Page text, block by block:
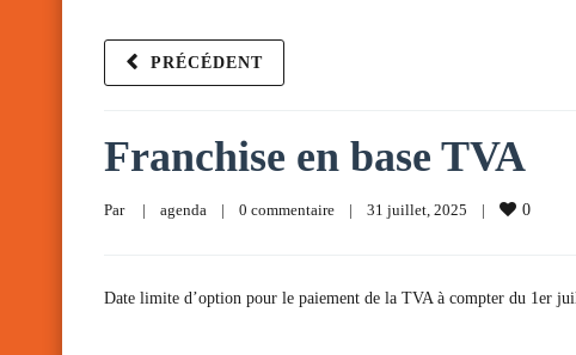
PRÉCÉDENT
Franchise en base TVA
Par | agenda | 0 commentaire | 31 juillet, 2025 | 0
Date limite d’option pour le paiement de la TVA à compter du 1er